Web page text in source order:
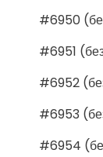
#6950
#6951
#6952
#6953
#6954